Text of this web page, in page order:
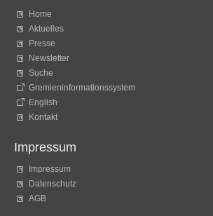
Home
Aktuelles
Presse
Newsletter
Suche
Gremieninformationssystem
English
Kontakt
Impressum
Impressum
Datenschutz
AGB